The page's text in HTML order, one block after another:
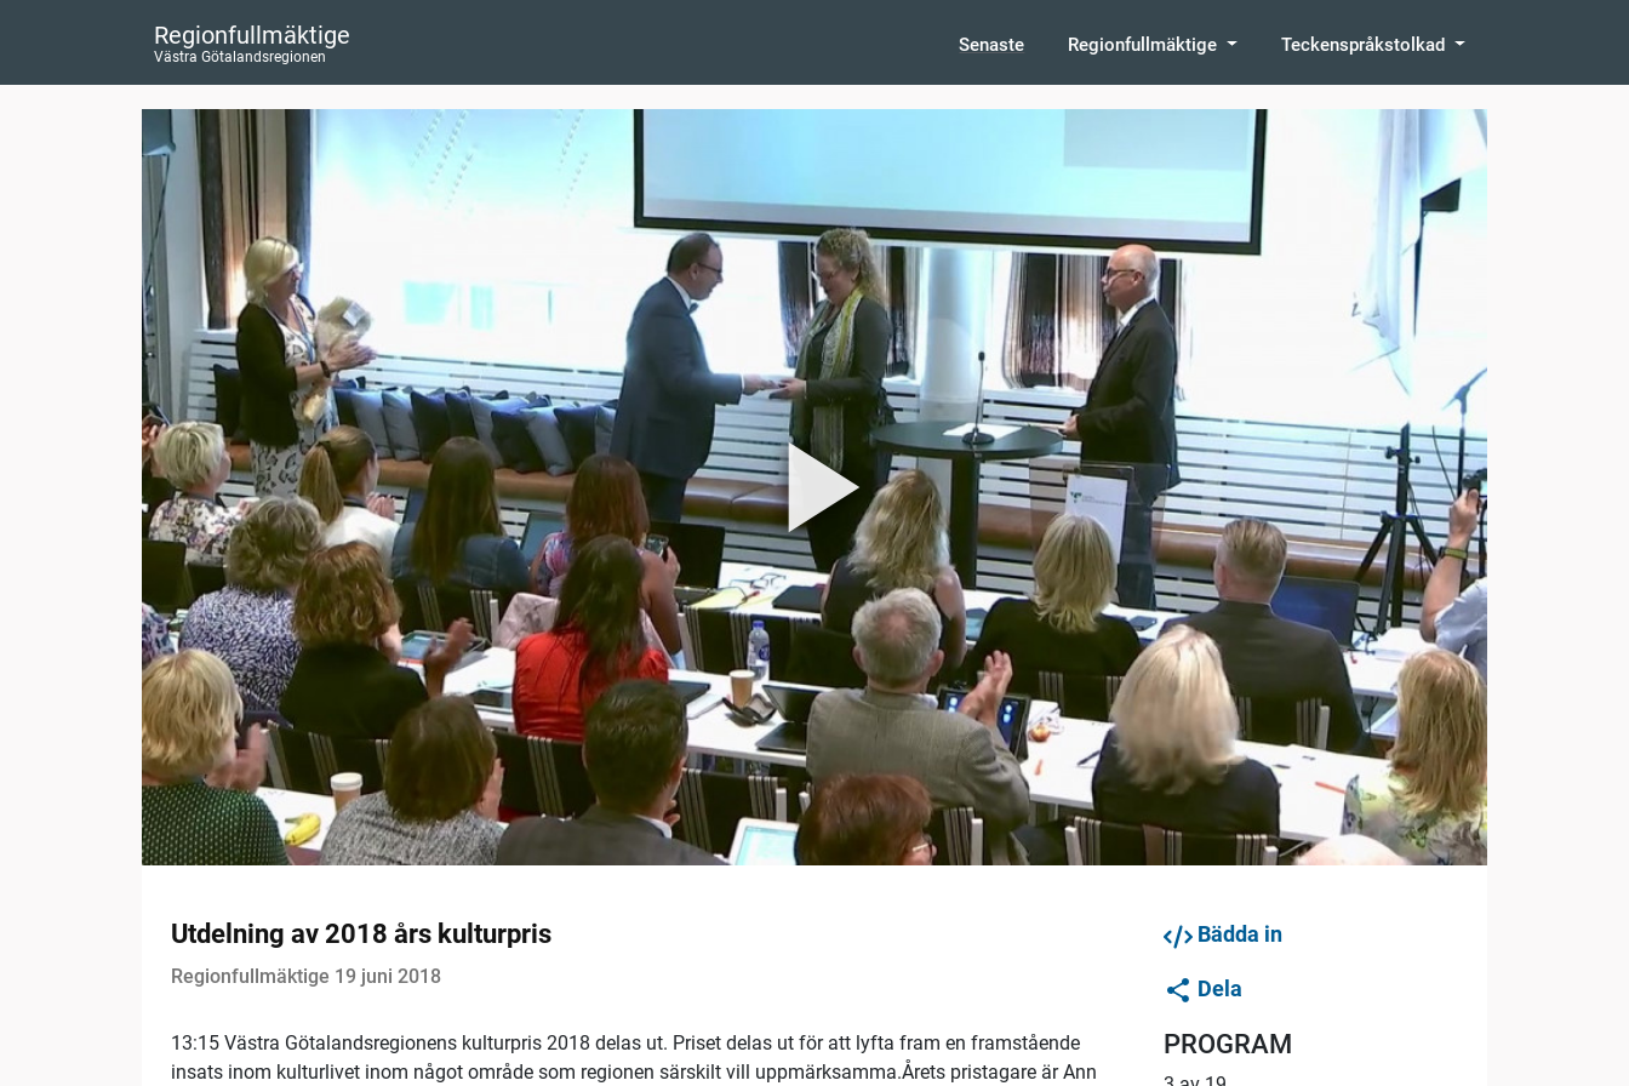
Regionfullmäktige
Västra Götalandsregionen
Senaste Regionfullmäktige Teckenspråkstolkad
Utdelning av 2018 års kulturpris
Regionfullmäktige 19 juni 2018
13:15 Västra Götalandsregionens kulturpris 2018 delas ut. Priset delas ut för att lyfta fram en framstående
insats inom kulturlivet inom något område som regionen särskilt vill uppmärksamma.Årets pristagare är Ann
Bädda in
Dela
PROGRAM